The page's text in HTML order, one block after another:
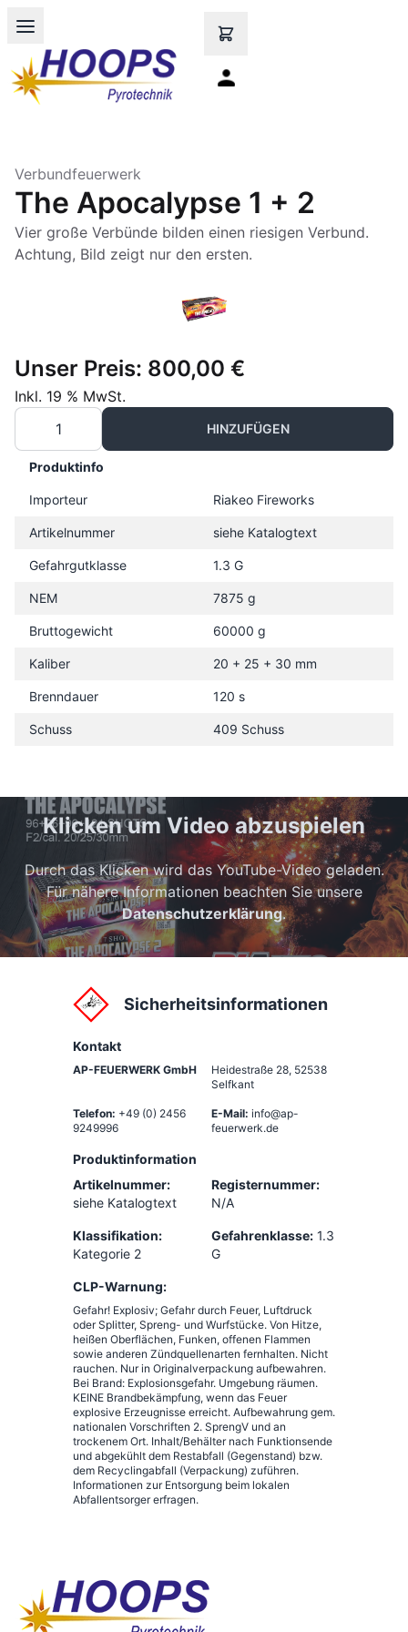
Open main menu
Verbundfeuerwerk
The Apocalypse 1 + 2
Vier große Verbünde bilden einen riesigen Verbund.
Achtung, Bild zeigt nur den ersten.
Unser Preis: 800,00 €
Inkl. 19 % MwSt.
HINZUFÜGEN
Produktinfo
Importeur Riakeo Fireworks
Artikelnummer siehe Katalogtext
Gefahrgutklasse 1.3 G
NEM 7875 g
Bruttogewicht 60000 g
Kaliber 20 + 25 + 30 mm
Brenndauer 120 s
Schuss 409 Schuss
Klicken um Video abzuspielen
Durch das Klicken wird das YouTube-Video geladen.
Für nähere Informationen beachten Sie unsere
Datenschutzerklärung.
Sicherheitsinformationen
Kontakt
AP-FEUERWERK GmbH Heidestraße 28, 52538
Selfkant
Telefon: +49 (0) 2456
9249996
E-Mail: info@ap-
feuerwerk.de
Produktinformation
Artikelnummer:
siehe Katalogtext
Registernummer:
N/A
Klassifikation:
Kategorie 2
Gefahrenklasse: 1.3
G
CLP-Warnung:
Gefahr! Explosiv; Gefahr durch Feuer, Luftdruck
oder Splitter, Spreng- und Wurfstücke. Von Hitze,
heißen Oberflächen, Funken, offenen Flammen
sowie anderen Zündquellenarten fernhalten. Nicht
rauchen. Nur in Originalverpackung aufbewahren.
Bei Brand: Explosionsgefahr. Umgebung räumen.
KEINE Brandbekämpfung, wenn das Feuer
explosive Erzeugnisse erreicht. Aufbewahrung gem.
nationalen Vorschriften 2. SprengV und an
trockenem Ort. Inhalt/Behälter nach Funktionsende
und abgekühlt dem Restabfall (Gegenstand) bzw.
dem Recyclingabfall (Verpackung) zuführen.
Informationen zur Entsorgung beim lokalen
Abfallentsorger erfragen.